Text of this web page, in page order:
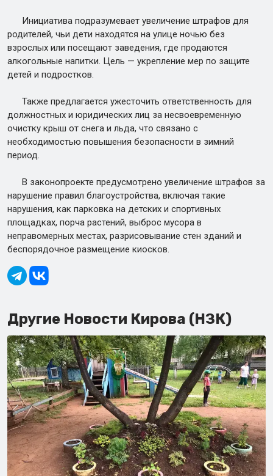
Инициатива подразумевает увеличение штрафов для
родителей, чьи дети находятся на улице ночью без
взрослых или посещают заведения, где продаются
алкогольные напитки. Цель — укрепление мер по защите
детей и подростков.
Также предлагается ужесточить ответственность для
должностных и юридических лиц за несвоевременную
очистку крыш от снега и льда, что связано с
необходимостью повышения безопасности в зимний
период.
В законопроекте предусмотрено увеличение штрафов за
нарушение правил благоустройства, включая такие
нарушения, как парковка на детских и спортивных
площадках, порча растений, выброс мусора в
неправомерных местах, разрисовывание стен зданий и
беспорядочное размещение киосков.
Другие Новости Кирова (НЗК)